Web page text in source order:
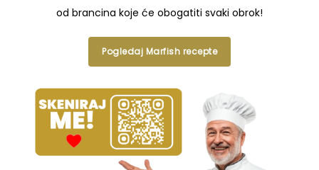
od brancina koje će obogatiti svaki obrok!
Pogledaj Marfish recepte